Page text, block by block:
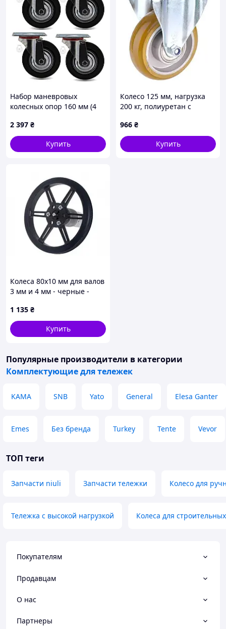
Набор маневровых
колесных опор 160 мм (4
2 397 ₴
Купить
Колесо 125 мм, нагрузка
200 кг, полиуретан с
стандартним
кронштейном
966 ₴
Купить
Колеса 80x10 мм для валов
3 мм и 4 мм - черные -
1 135 ₴
Купить
Популярные производители в категории
Комплектующие для тележек
KAMA SNB Yato General Elesa Ganter
Emes Без бренда Turkey Tente Vevor
ТОП теги
Запчасти niuli Запчасти тележки Колесо для
Тележка с высокой нагрузкой Колеса для
Покупателям
Продавцам
О нас
Партнеры